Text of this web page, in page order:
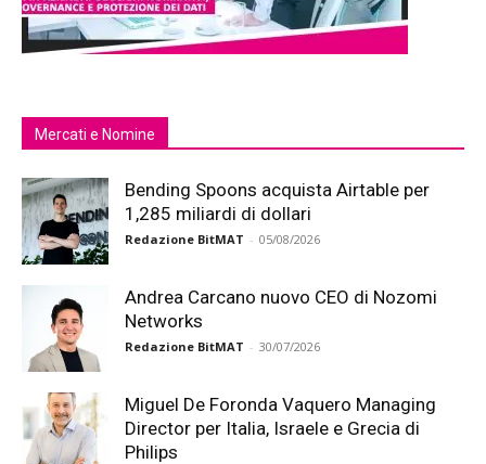
Mercati e Nomine
Bending Spoons acquista Airtable per
1,285 miliardi di dollari
Redazione BitMAT - 05/08/2026
Andrea Carcano nuovo CEO di Nozomi
Networks
Redazione BitMAT - 30/07/2026
Miguel De Foronda Vaquero Managing
Director per Italia, Israele e Grecia di
Philips